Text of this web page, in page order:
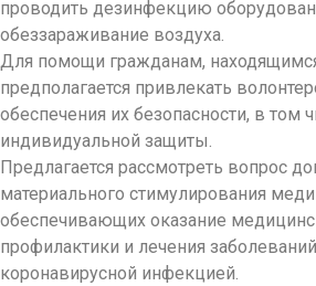
проводить дезинфекцию
обеззараживание воздуха.
Для помощи гражданам,
предполагается привлекать
обеспечения их безопасности, в том
индивидуальной защиты.
Предлагается рассмотреть вопрос
материального стимулирования
обеспечивающих оказание
профилактики и лечения
коронавирусной инфекцией.